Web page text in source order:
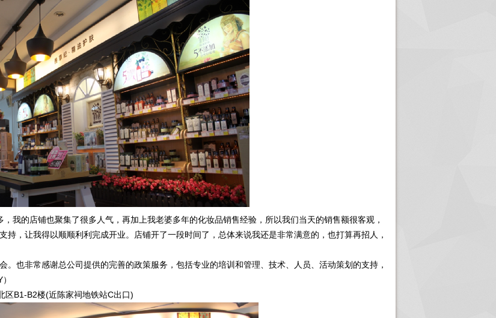
的店铺也聚集了很多人气，再加上我老婆多年的化妆品销售经验，所以我们当天的销售额很客观，
，让我得以顺顺利利完成开业。店铺开了一段时间了，总体来说我还是非常满意的，也打算再招人，
也非常感谢总公司提供的完善的政策服务，包括专业的培训和管理、技术、人员、活动策划的支持，
）
区B1-B2楼(近陈家祠地铁站C出口)